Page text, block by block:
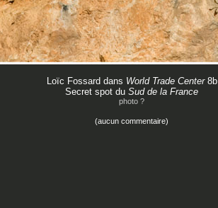
Loïc Fossard dans World Trade Center8b
Secret spot du Sud de la France
photo ?
(aucun commentaire)